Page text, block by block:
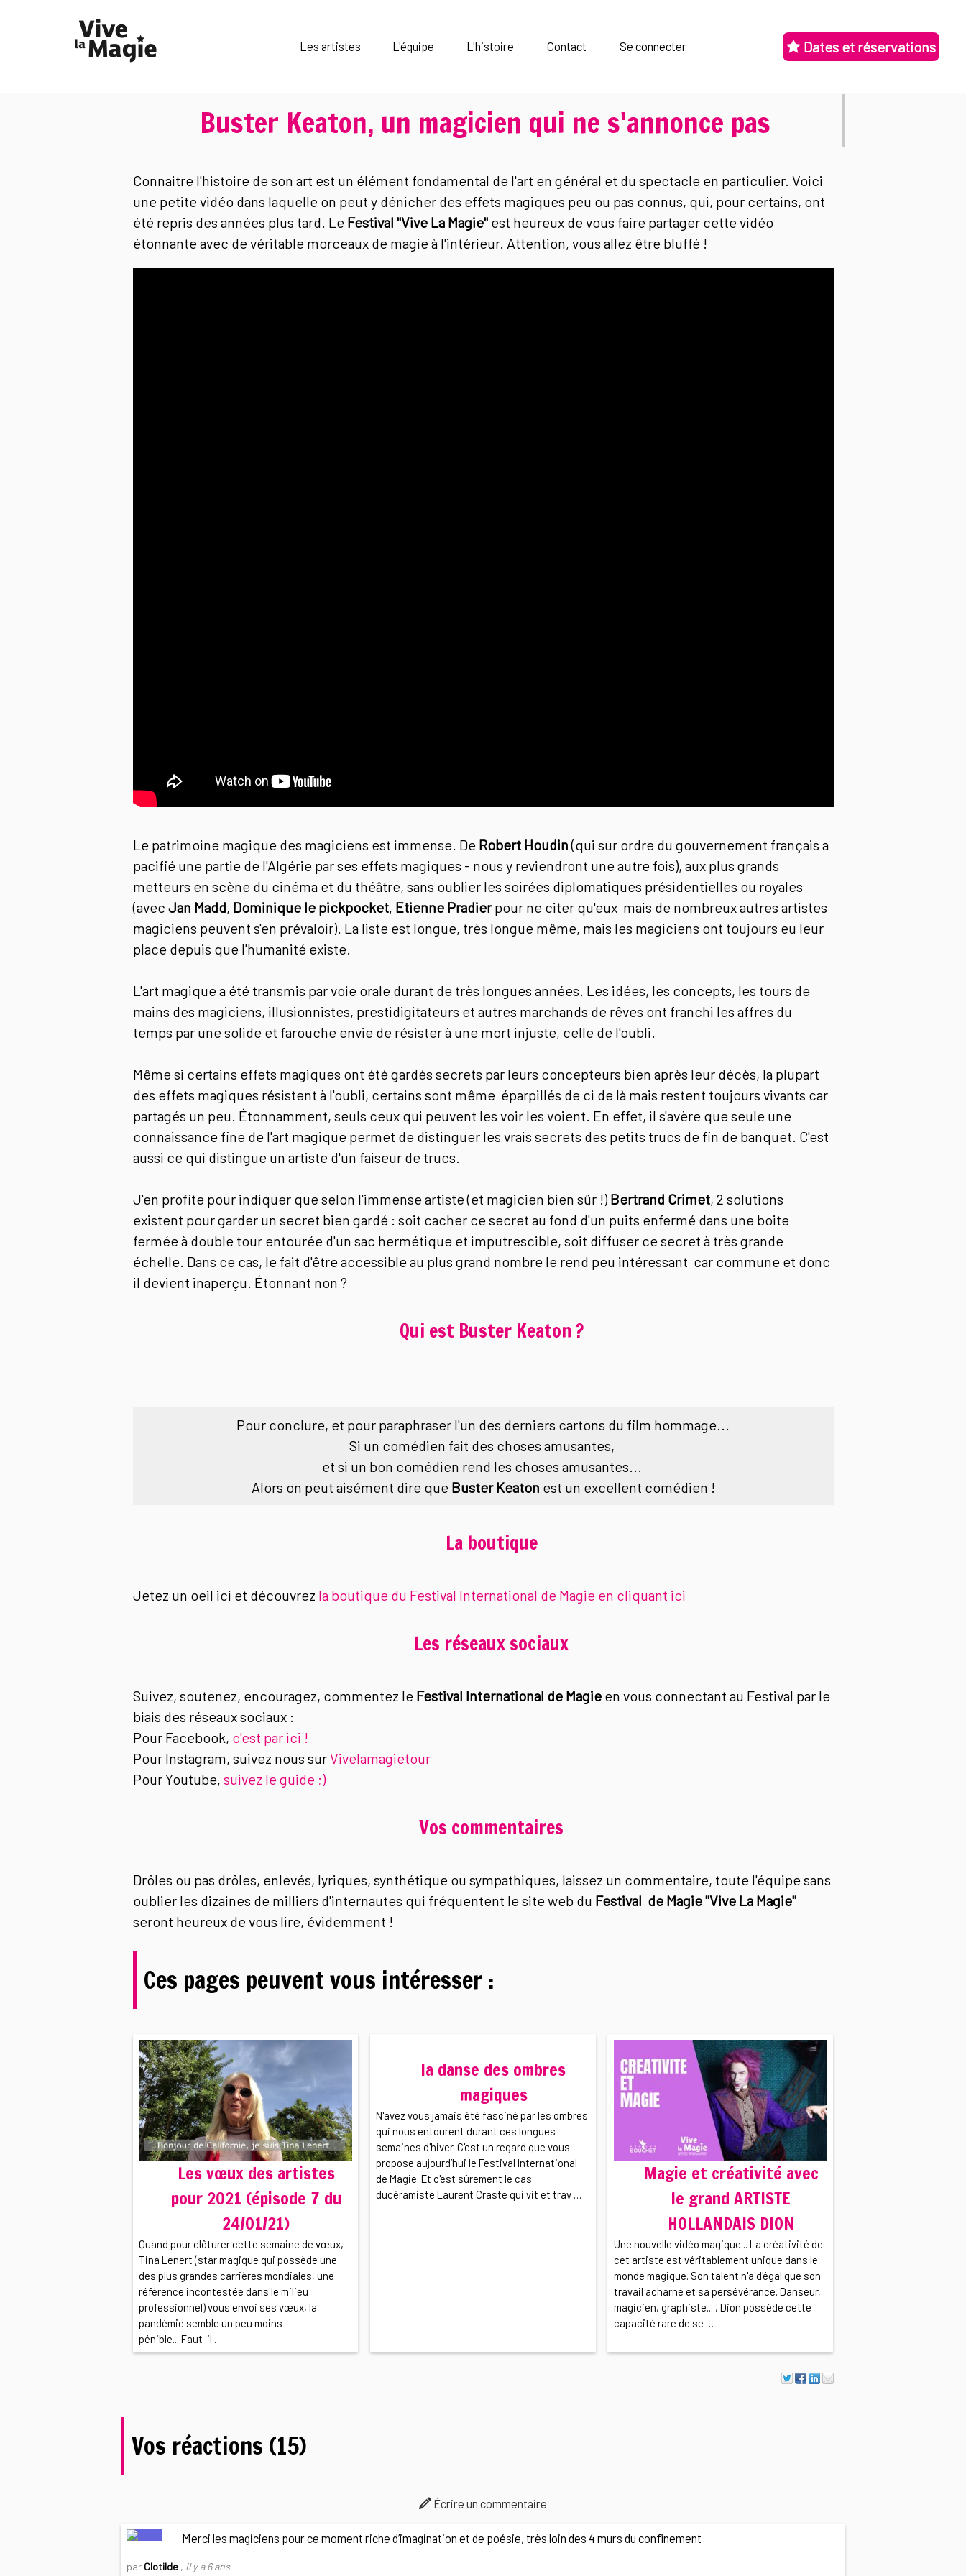
Les artistes L'équipe L'histoire Contact Se connecter Dates et réservations
Buster Keaton, un magicien qui ne s'annonce pas
Connaitre l'histoire de son art est un élément fondamental de l'art en général et du spectacle en particulier. Voici
une petite vidéo dans laquelle on peut y dénicher des effets magiques peu ou pas connus, qui, pour certains, ont
été repris des années plus tard. Le Festival "Vive La Magie"est heureux de vous faire partager cette vidéo
étonnante avec de véritable morceaux de magie à l'intérieur. Attention, vous allez être bluffé !
Le patrimoine magique des magiciens est immense. De Robert Houdin(qui sur ordre du gouvernement français a
pacifié une partie de l'Algérie par ses effets magiques - nous y reviendront une autre fois), aux plus grands
metteurs en scène du cinéma et du théâtre, sans oublier les soirées diplomatiques présidentielles ou royales
(avec Jan Madd, Dominique le pickpocket, Etienne Pradierpour ne citer qu'eux mais de nombreux autres artistes
magiciens peuvent s'en prévaloir). La liste est longue, très longue même, mais les magiciens ont toujours eu leur
place depuis que l'humanité existe.
L'art magique a été transmis par voie orale durant de très longues années. Les idées, les concepts, les tours de
mains des magiciens, illusionnistes, prestidigitateurs et autres marchands de rêves ont franchi les affres du
temps par une solide et farouche envie de résister à une mort injuste, celle de l'oubli.
Même si certains effets magiques ont été gardés secrets par leurs concepteurs bien après leur décès, la plupart
des effets magiques résistent à l'oubli, certains sont même éparpillés de ci de là mais restent toujours vivants car
partagés un peu. Étonnamment, seuls ceux qui peuvent les voir les voient. En effet, il s'avère que seule une
connaissance fine de l'art magique permet de distinguer les vrais secrets des petits trucs de fin de banquet. C'est
aussi ce qui distingue un artiste d'un faiseur de trucs.
J'en profite pour indiquer que selon l'immense artiste (et magicien bien sûr !) Bertrand Crimet, 2 solutions
existent pour garder un secret bien gardé : soit cacher ce secret au fond d'un puits enfermé dans une boite
fermée à double tour entourée d'un sac hermétique et imputrescible, soit diffuser ce secret à très grande
échelle. Dans ce cas, le fait d'être accessible au plus grand nombre le rend peu intéressant car commune et donc
il devient inaperçu. Étonnant non ?
Qui est Buster Keaton ?
Pour conclure, et pour paraphraser l'un des derniers cartons du film hommage...
Si un comédien fait des choses amusantes,
et si un bon comédien rend les choses amusantes...
Alors on peut aisément dire que Buster Keaton est un excellent comédien !
La boutique
Jetez un oeil ici et découvrez la boutique du Festival International de Magie en cliquant ici
Les réseaux sociaux
Suivez, soutenez, encouragez, commentez le Festival International de Magieen vous connectant au Festival par le
biais des réseaux sociaux :
Pour Facebook, c'est par ici !
Pour Instagram, suivez nous surVivelamagietour
Pour Youtube, suivez le guide ;)
Vos commentaires
Drôles ou pas drôles, enlevés, lyriques, synthétique ou sympathiques, laissez un commentaire, toute l'équipe sans
oublier les dizaines de milliers d'internautes qui fréquentent le site web du Festival de Magie "Vive La Magie"
seront heureux de vous lire, évidemment !
Ces pages peuvent vous intéresser :
Les vœux des artistes
pour 2021 (épisode 7 du
24/01/21)
Quand pour clôturer cette semaine de vœux,
Tina Lenert (star magique qui possède une
des plus grandes carrières mondiales, une
référence incontestée dans le milieu
professionnel) vous envoi ses vœux, la
pandémie semble un peu moins
pénible... Faut-il …
la danse des ombres
magiques
N'avez vous jamais été fasciné par les ombres
qui nous entourent durant ces longues
semaines d'hiver. C'est un regard que vous
propose aujourd’hui le Festival International
de Magie. Et c'est sûrement le cas
ducéramiste Laurent Craste qui vit et trav …
Magie et créativité avec
le grand ARTISTE
HOLLANDAIS DION
Une nouvelle vidéo magique... La créativité de
cet artiste est véritablement unique dans le
monde magique. Son talent n'a d'égal que son
travail acharné et sa persévérance. Danseur,
magicien, graphiste...., Dion possède cette
capacité rare de se …
Vos réactions (15)
Écrire un commentaire
Merci les magiciens pour ce moment riche d’imagination et de poésie, très loin des 4 murs du confinement
par Clotilde , il y a 6 ans